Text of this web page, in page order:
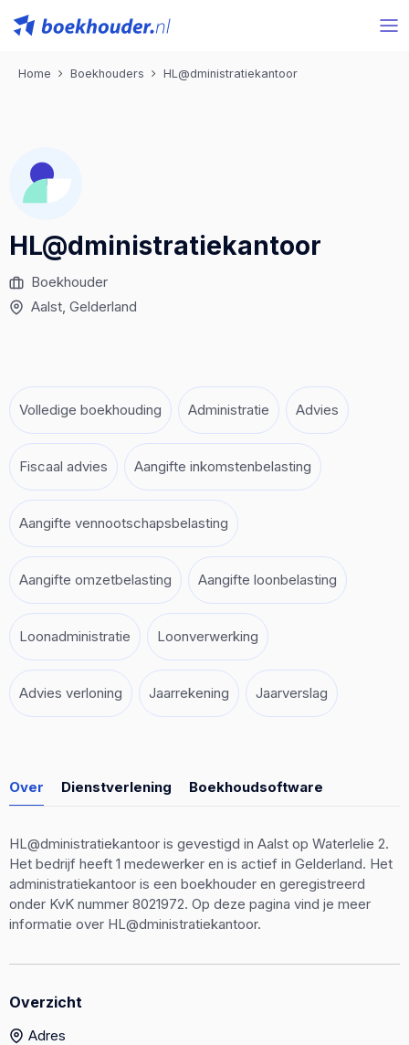
Home Boekhouders HL@dministratiekantoor
HL@dministratiekantoor
Boekhouder
Aalst, Gelderland
Volledige boekhouding Administratie Advies
Fiscaal advies Aangifte inkomstenbelasting
Aangifte vennootschapsbelasting
Aangifte omzetbelasting Aangifte loonbelasting
Loonadministratie Loonverwerking
Advies verloning Jaarrekening Jaarverslag
Over Dienstverlening Boekhoudsoftware
HL@dministratiekantoor is gevestigd in Aalst op Waterlelie 2.
Het bedrijf heeft 1 medewerker en is actief in Gelderland. Het
administratiekantoor is een boekhouder en geregistreerd
onder KvK nummer 8021972. Op deze pagina vind je meer
informatie over HL@dministratiekantoor.
Overzicht
Adres